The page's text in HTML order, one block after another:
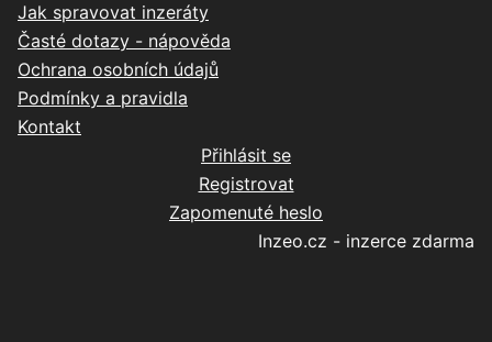
Jak spravovat inzeráty
Časté dotazy - nápověda
Ochrana osobních údajů
Podmínky a pravidla
Kontakt
Přihlásit se
Registrovat
Zapomenuté heslo
Inzeo.cz - inzerce zdarma